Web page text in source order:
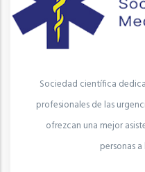
Sociedad científica
profesionales de las
ofrezcan una mejor
personas